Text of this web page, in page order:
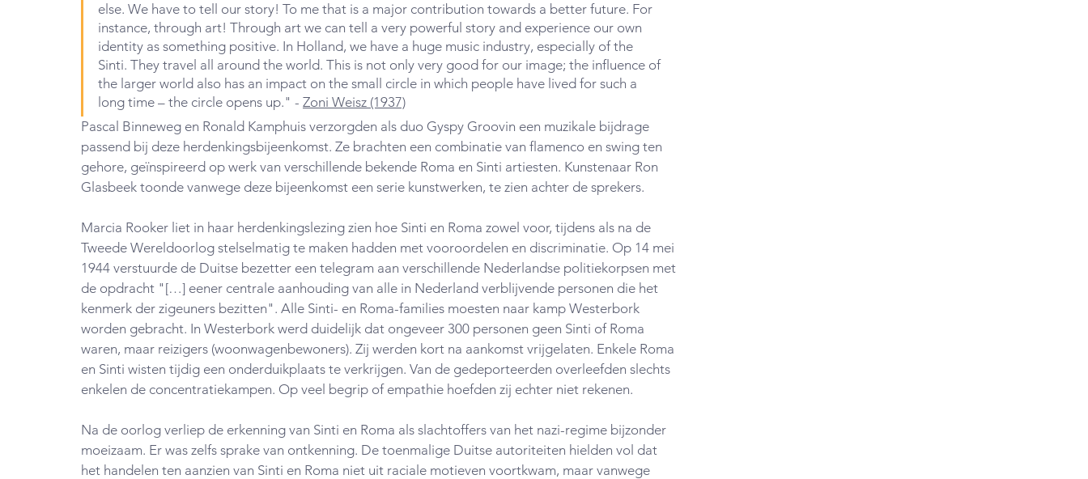
else. We have to tell our story! To me that is a major contribution towards a better future. For
instance, through art! Through art we can tell a very powerful story and experience our own
identity as something positive. In Holland, we have a huge music industry, especially of the
Sinti. They travel all around the world. This is not only very good for our image; the influence of
the larger world also has an impact on the small circle in which people have lived for such a
long time – the circle opens up." - Zoni Weisz (1937)
Pascal Binneweg en Ronald Kamphuis verzorgden als duo Gyspy Groovin een muzikale bijdrage
passend bij deze herdenkingsbijeenkomst. Ze brachten een combinatie van flamenco en swing ten
gehore, geïnspireerd op werk van verschillende bekende Roma en Sinti artiesten. Kunstenaar Ron
Glasbeek toonde vanwege deze bijeenkomst een serie kunstwerken, te zien achter de sprekers.
Marcia Rooker liet in haar herdenkingslezing zien hoe Sinti en Roma zowel voor, tijdens als na de
Tweede Wereldoorlog stelselmatig te maken hadden met vooroordelen en discriminatie. Op 14 mei
1944 verstuurde de Duitse bezetter een telegram aan verschillende Nederlandse politiekorpsen met
de opdracht "[…] eener centrale aanhouding van alle in Nederland verblijvende personen die het
kenmerk der zigeuners bezitten". Alle Sinti- en Roma-families moesten naar kamp Westerbork
worden gebracht. In Westerbork werd duidelijk dat ongeveer 300 personen geen Sinti of Roma
waren, maar reizigers (woonwagenbewoners). Zij werden kort na aankomst vrijgelaten. Enkele Roma
en Sinti wisten tijdig een onderduikplaats te verkrijgen. Van de gedeporteerden overleefden slechts
enkelen de concentratiekampen. Op veel begrip of empathie hoefden zij echter niet rekenen.
Na de oorlog verliep de erkenning van Sinti en Roma als slachtoffers van het nazi-regime bijzonder
moeizaam. Er was zelfs sprake van ontkenning. De toenmalige Duitse autoriteiten hielden vol dat
het handelen ten aanzien van Sinti en Roma niet uit raciale motieven voortkwam, maar vanwege